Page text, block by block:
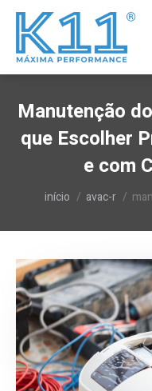
Manutenção
que Escolher
e com
Você está aqui:
início avac-r